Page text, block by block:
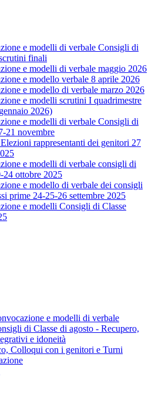
e modelli di verbale Consigli di
finali
e modelli di verbale maggio 2026
e modello verbale 8 aprile 2026
e modello di verbale marzo 2026
e modelli scrutini I quadrimestre
2026)
e modelli di verbale Consigli di
21 novembre
rappresentanti dei genitori 27
e modelli di verbale consigli di
24 ottobre 2025
e modello di verbale dei consigli
prime 24-25-26 settembre 2025
e modelli Consigli di Classe
e modelli di verbale
di Classe di agosto - Recupero,
e idoneità
Colloqui con i genitori e Turni